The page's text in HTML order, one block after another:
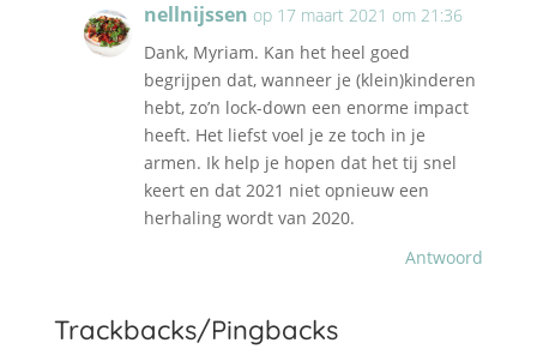
nellnijssen op 17 maart 2021 om 21:36
Dank, Myriam. Kan het heel goed
begrijpen dat, wanneer je (klein)kinderen
hebt, zo’n lock-down een enorme impact
heeft. Het liefst voel je ze toch in je
armen. Ik help je hopen dat het tij snel
keert en dat 2021 niet opnieuw een
herhaling wordt van 2020.
Antwoord
Trackbacks/Pingbacks